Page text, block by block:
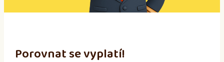
:
Porovnat se vyplatí!